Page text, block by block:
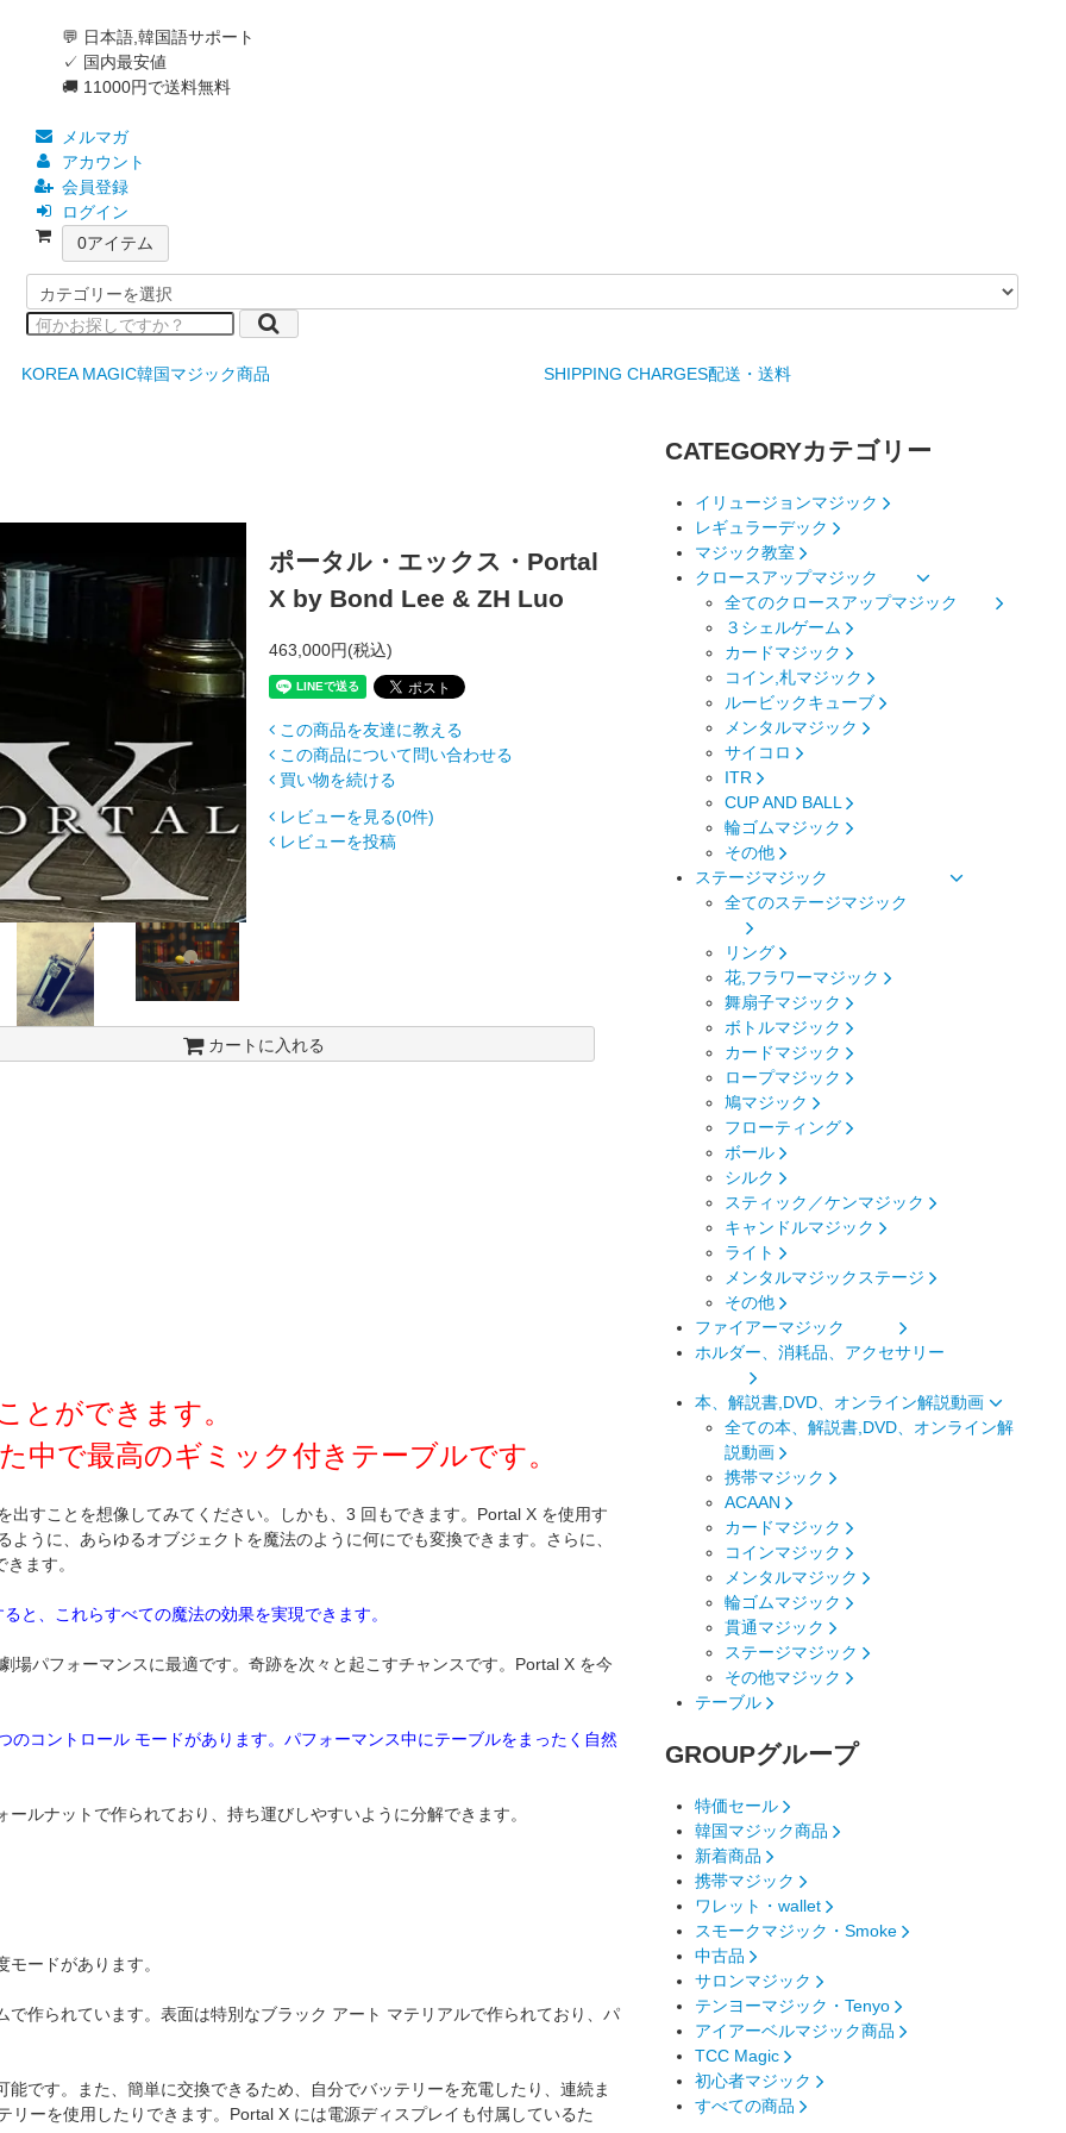
💬 日本語,韓国語サポート
✓ 国内最安値
🚚 11000円で送料無料
メルマガ
アカウント
会員登録
ログイン
0アイテム
KOREA MAGIC韓国マジック商品 SHIPPING CHARGES配送・送料
ポータル・エックス・Portal
X by Bond Lee & ZH Luo
463,000円(税込)
この商品を友達に教える
この商品について問い合わせる
買い物を続ける
レビューを見る(0件)
レビューを投稿
カートに入れる
とができます。
中で最高のギミック付きテーブルです。
すことを想像してみてください。しかも、3 回もできます。Portal X を使用す
うに、あらゆるオブジェクトを魔法のように何にでも変換できます。さらに、
ます。
と、これらすべての魔法の効果を実現できます。
場パフォーマンスに最適です。奇跡を次々と起こすチャンスです。Portal X を今
コントロール モードがあります。パフォーマンス中にテーブルをまったく自然
ルナットで作られており、持ち運びしやすいように分解できます。
ードがあります。
作られています。表面は特別なブラック アート マテリアルで作られており、パ
です。また、簡単に交換できるため、自分でバッテリーを充電したり、連続ま
ーを使用したりできます。Portal X には電源ディスプレイも付属しているた
CATEGORYカテゴリー
イリュージョンマジック
レギュラーデック
マジック教室
クロースアップマジック
全てのクロースアップマジック
３シェルゲーム
カードマジック
コイン,札マジック
ルービックキューブ
メンタルマジック
サイコロ
ITR
CUP AND BALL
輪ゴムマジック
その他
ステージマジック
全てのステージマジック
リング
花,フラワーマジック
舞扇子マジック
ボトルマジック
カードマジック
ロープマジック
鳩マジック
フローティング
ボール
シルク
スティック／ケンマジック
キャンドルマジック
ライト
メンタルマジックステージ
その他
ファイアーマジック
ホルダー、消耗品、アクセサリー
本、解説書,DVD、オンライン解説動画
全ての本、解説書,DVD、オンライン解
説動画
携帯マジック
ACAAN
カードマジック
コインマジック
メンタルマジック
輪ゴムマジック
貫通マジック
ステージマジック
その他マジック
テーブル
GROUPグループ
特価セール
韓国マジック商品
新着商品
携帯マジック
ワレット・wallet
スモークマジック・Smoke
中古品
サロンマジック
テンヨーマジック・Tenyo
アイアーベルマジック商品
TCC Magic
初心者マジック
すべての商品